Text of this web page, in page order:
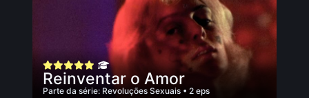
Reinventar o Amor
Parte da série: Revoluções Sexuais • 2 eps